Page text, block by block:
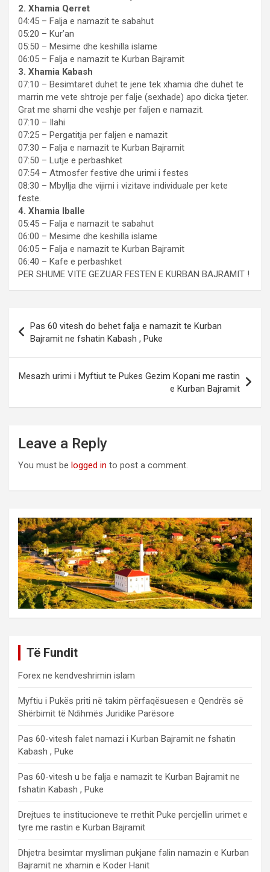
2. Xhamia Qerret
04:45 – Falja e namazit te sabahut
05:20 – Kur’an
05:50 – Mesime dhe keshilla islame
06:05 – Falja e namazit te Kurban Bajramit
3. Xhamia Kabash
07:10 – Besimtaret duhet te jene tek xhamia dhe duhet te
marrin me vete shtroje per falje (sexhade) apo dicka tjeter.
Grat me shami dhe veshje per faljen e namazit.
07:10 – Ilahi
07:25 – Pergatitja per faljen e namazit
07:30 – Falja e namazit te Kurban Bajramit
07:50 – Lutje e perbashket
07:54 – Atmosfer festive dhe urimi i festes
08:30 – Mbyllja dhe vijimi i vizitave individuale per kete
feste.
4. Xhamia Iballe
05:45 – Falja e namazit te sabahut
06:00 – Mesime dhe keshilla islame
06:05 – Falja e namazit te Kurban Bajramit
06:40 – Kafe e perbashket
PER SHUME VITE GEZUAR FESTEN E KURBAN BAJRAMIT !
navigation
Pas 60 vitesh do behet falja e namazit te Kurban
Bajramit ne fshatin Kabash , Puke
Mesazh urimi i Myftiut te Pukes Gezim Kopani me rastin
e Kurban Bajramit
Leave a Reply
You must be logged in to post a comment.
Të Fundit
Forex ne kendveshrimin islam
Myftiu i Pukës priti në takim përfaqësuesen e Qendrës së
Shërbimit të Ndihmës Juridike Parësore
Pas 60-vitesh falet namazi i Kurban Bajramit ne fshatin
Kabash , Puke
Pas 60-vitesh u be falja e namazit te Kurban Bajramit ne
fshatin Kabash , Puke
Drejtues te institucioneve te rrethit Puke percjellin urimet e
tyre me rastin e Kurban Bajramit
Dhjetra besimtar mysliman pukjane falin namazin e Kurban
Bajramit ne xhamin e Koder Hanit